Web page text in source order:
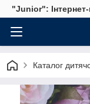
"Junior":
Каталог